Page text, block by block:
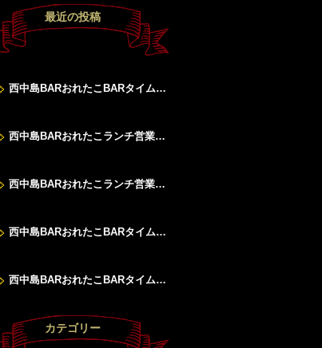
最近の投稿
西中島BARおれたこBARタイムすたーと！
西中島BARおれたこランチ営業DAY！
西中島BARおれたこランチ営業DAY！
西中島BARおれたこBARタイムすたーと！
西中島BARおれたこBARタイムすたーと！
カテゴリー